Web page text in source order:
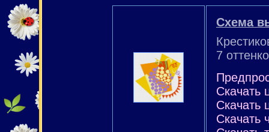
Схема
7
Скачать
Скачать
Скачать